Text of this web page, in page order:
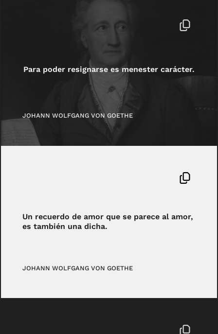
Para poder resignarse es menester carácter.
JOHANN WOLFGANG VON GOETHE
Un recuerdo de amor que se parece al amor,
es también una dicha.
JOHANN WOLFGANG VON GOETHE